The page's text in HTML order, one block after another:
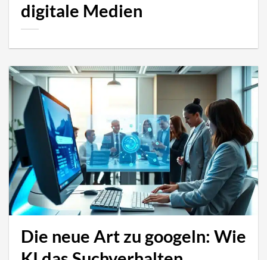
digitale Medien
Die neue Art zu googeln: Wie